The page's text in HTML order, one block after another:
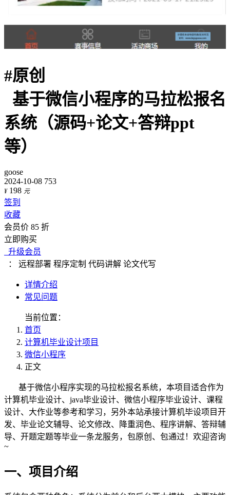
#原创
基于微信小程序的马拉松报名
系统（源码+论文+答辩ppt
等）
goose
2024-10-08 753
¥ 198 元
签到
收藏
会员价 85 折
立即购买
升级会员
： 远程部署 程序定制 代码讲解 论文代写
详情介绍
常见问题
当前位置：
首页
计算机毕业设计项目
微信小程序
正文
基于微信小程序实现的马拉松报名系统，本项目适合作为
计算机毕业设计、java毕业设计、微信小程序毕业设计、课程
设计、大作业等参考和学习，另外本站承接计算机毕设项目开
发、毕业论文辅导、论文修改、降重润色、程序讲解、答辩辅
导、开题定题等毕业一条龙服务，包原创、包通过！欢迎咨询
~
一、项目介绍